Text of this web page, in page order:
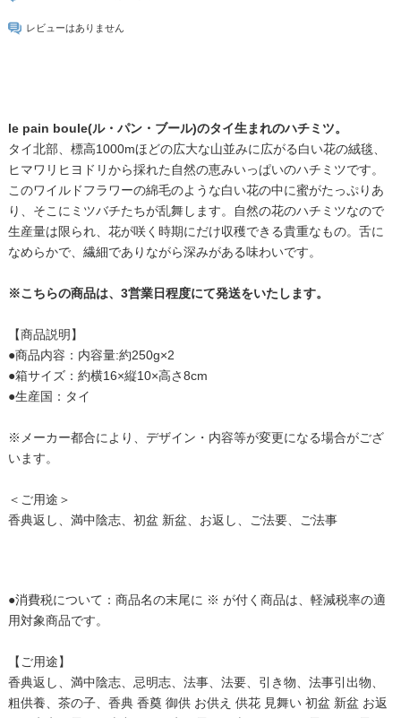
レビューはありません
le pain boule(ル・パン・ブール)のタイ生まれのハチミツ。
タイ北部、標高1000mほどの広大な山並みに広がる白い花の絨毯、
ヒマワリヒヨドリから採れた自然の恵みいっぱいのハチミツです。
このワイルドフラワーの綿毛のような白い花の中に蜜がたっぷりあ
り、そこにミツバチたちが乱舞します。自然の花のハチミツなので
生産量は限られ、花が咲く時期にだけ収穫できる貴重なもの。舌に
なめらかで、繊細でありながら深みがある味わいです。
※こちらの商品は、3営業日程度にて発送をいたします。
【商品説明】
●商品内容：内容量:約250g×2
●箱サイズ：約横16×縦10×高さ8cm
●生産国：タイ
※メーカー都合により、デザイン・内容等が変更になる場合がござ
います。
＜ご用途＞
香典返し、満中陰志、初盆 新盆、お返し、ご法要、ご法事
●消費税について：商品名の末尾に ※ が付く商品は、軽減税率の適
用対象商品です。
【ご用途】
香典返し、満中陰志、忌明志、法事、法要、引き物、法事引出物、
粗供養、茶の子、香典 香奠 御供 お供え 供花 見舞い 初盆 新盆 お返